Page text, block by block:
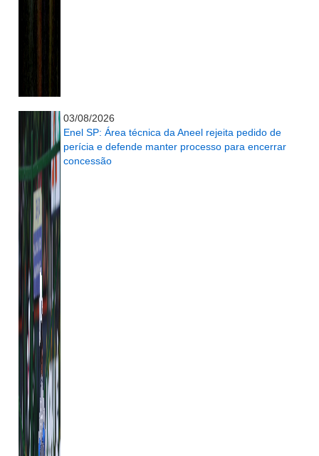
03/08/2026
Enel SP: Área técnica da Aneel rejeita pedido de
perícia e defende manter processo para encerrar
concessão